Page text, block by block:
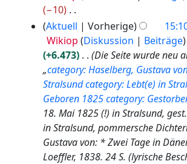
n
f
a
s
s
u
n
g
m
m
e
n
a
s
s
u
n
g
u
s
a
m
m
e
n
f
a
s
s
g
s
u
s
a
m
m
e
n
f
b
e
t
u
n
g
s
z
u
B
e
a
r
b
e
i
t
u
n
g
i
n
e
B
a
r
b
e
i
t
−10
K
e
i
n
e
B
e
a
r
b
Aktuell Vorherige
Wikiop Diskussion Beiträge
+6.473
Die Seite wurde neu
„category: Haselberg, Gustava
Stralsund category: Lebt(e) in
Geboren 1825 category:
18. Mai 1825 (!) in Stralsund,
in Stralsund, pommersche
Gustava von: * Zwei Tage in
Loeffler, 1838. 24 S. (lyrische